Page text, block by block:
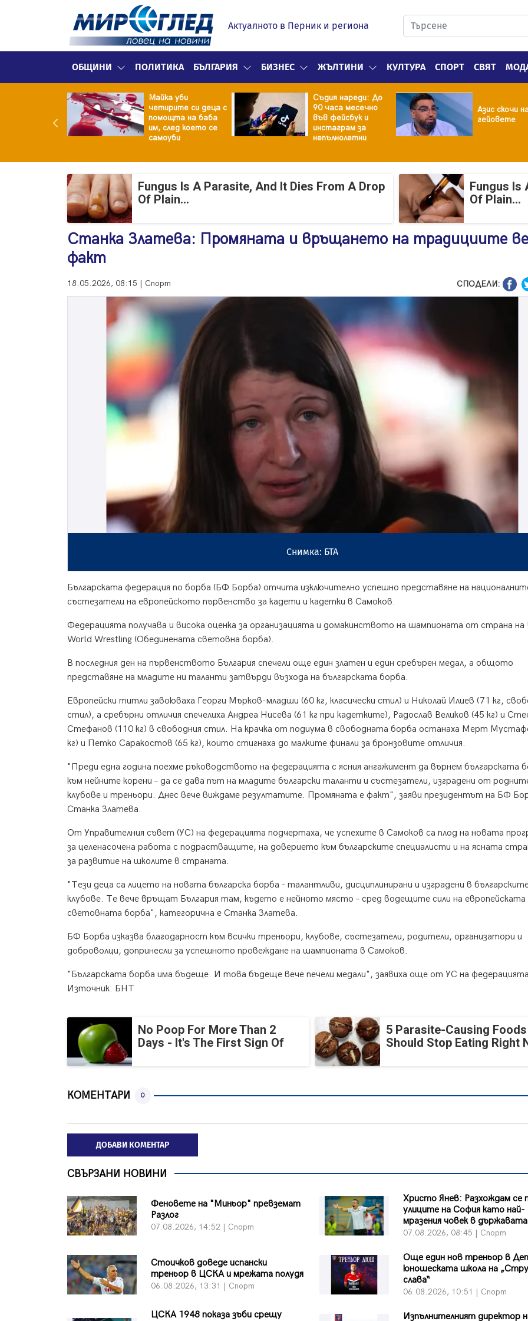
Актуалното в Перник и региона
ОБЩИНИ ПОЛИТИКА БЪЛГАРИЯ БИЗНЕС ЖЪЛТИНИ КУЛТУРА СПОРТ СВЯТ
и полово
Майка уби
четирите си деца с
помощта на баба
им, след което се
самоуби
Съдия нареди: До
90 часа месечно
във фейсбук и
инстаграм за
непълнолетни
Азис скочи
гейовете
Fungus Is A Parasite, And It Dies From A Drop
Of Plain...
Fungus Is
Of Plain...
Станка Златева: Промяната и връщането на традициите
факт
18.05.2026, 08:15 | Спорт СПОДЕЛИ:
Снимка: БТА
Българската федерация по борба (БФ Борба) отчита изключително успешно представяне на
състезатели на европейското първенство за кадети и кадетки в Самоков.
Федерацията получава и висока оценка за организацията и домакинството на шампионата от страна на
World Wrestling (Обединената световна борба).
В последния ден на първенството България спечели още един златен и един сребърен медал, а общото
представяне на младите ни таланти затвърди възхода на българската борба.
Европейски титли завоюваха Георги Мърков-младши (60 кг, класически стил) и Николай Илиев (71 кг,
стил), а сребърни отличия спечелиха Андреа Нисева (61 кг при кадетките), Радослав Великов (45 кг) и
Стефанов (110 кг) в свободния стил. На крачка от подиума в свободната борба останаха Мерт
кг) и Петко Саракостов (65 кг), които стигнаха до малките финали за бронзовите отличия.
"Преди една година поехме ръководството на федерацията с ясния ангажимент да върнем българската
към нейните корени – да се дава път на младите български таланти и състезатели, изградени от
клубове и треньори. Днес вече виждаме резултатите. Промяната е факт", заяви президентът на БФ
Станка Златева.
От Управителния съвет (УС) на федерацията подчертаха, че успехите в Самоков са плод на новата
за целенасочена работа с подрастващите, на доверието към българските специалисти и на ясната
за развитие на школите в страната.
"Тези деца са лицето на новата българска борба – талантливи, дисциплинирани и изградени в
клубове. Те вече връщат България там, където е нейното място – сред водещите сили на европейската
световната борба", категорична е Станка Златева.
БФ Борба изказва благодарност към всички треньори, клубове, състезатели, родители, организатори и
доброволци, допринесли за успешното провеждане на шампионата в Самоков.
"Българската борба има бъдеще. И това бъдеще вече печели медали", заявиха още от УС на
Източник: БНТ
No Poop For More Than 2
Days - It's The First Sign Of
5 Parasite-Causing
Should Stop Eating Right
КОМЕНТАРИ 0
ДОБАВИ КОМЕНТАР
СВЪРЗАНИ НОВИНИ
Феновете на "Миньор" превземат
Разлог
07.08.2026, 14:52 | Спорт
Христо Янев: Разхождам се
улиците на София като най-
мразения човек в държавата
07.08.2026, 08:45 | Спорт
Стоичков доведе испански
треньор в ЦСКА и мрежата полудя
06.08.2026, 13:31 | Спорт
Още един нов треньор в
юношеската школа на
слава“
06.08.2026, 10:51 | Спорт
ЦСКА 1948 показа зъби срещу
Изпълнителният директор